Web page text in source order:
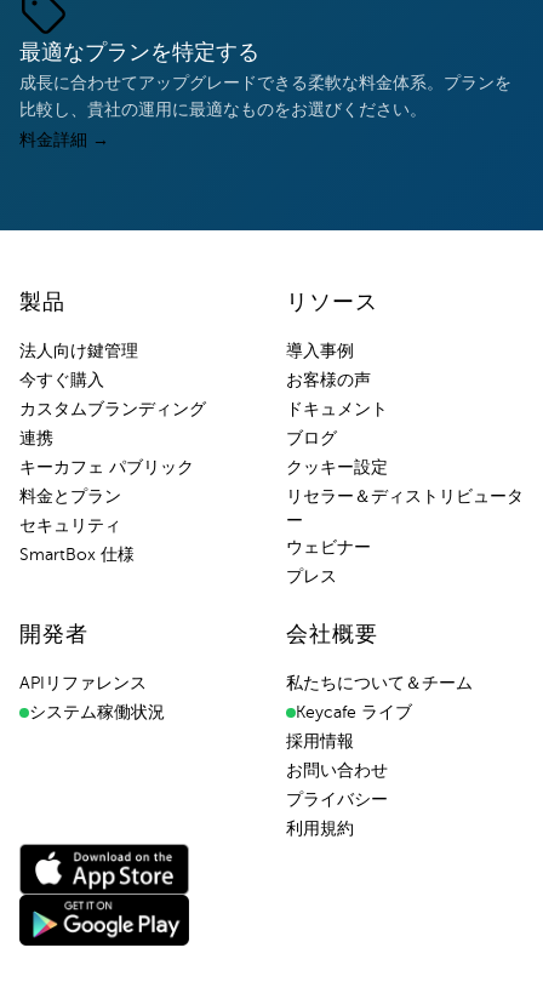
最適なプランを特定する
成長に合わせてアップグレードできる柔軟な料金体系。プランを
比較し、貴社の運用に最適なものをお選びください。
料金詳細
→
製品
法人向け鍵管理
今すぐ購入
カスタムブランディング
連携
キーカフェ パブリック
料金とプラン
セキュリティ
SmartBox 仕様
リソース
導入事例
お客様の声
ドキュメント
ブログ
クッキー設定
リセラー＆ディストリビュータ
ー
ウェビナー
プレス
開発者
APIリファレンス
システム稼働状況
会社概要
私たちについて＆チーム
Keycafe ライブ
採用情報
お問い合わせ
プライバシー
利用規約